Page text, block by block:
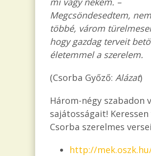
Megcsöndesedtem,
többé, várom
hogy gazdag terveit
életemmel a szerelem.
(Csorba Győző: Alázat)
Három-négy szabadon
sajátosságait!
Csorba szerelmes
http://